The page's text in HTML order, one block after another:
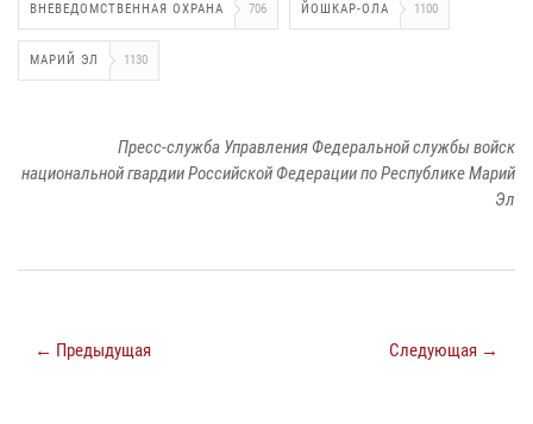
ВНЕВЕДОМСТВЕННАЯ ОХРАНА 706 ЙОШКАР-ОЛА 1100
МАРИЙ ЭЛ 1130
Пресс-служба Управления Федеральной службы войск
национальной гвардии Российской Федерации по Республике Марий
Эл
← Предыдущая Следующая →